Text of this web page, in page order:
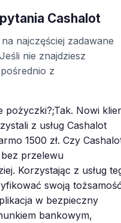
Cashalot
najczęściej zadawane
nie znajdziesz
z
pożyczki?;Tak. Nowi
z usług Cashalot
1500 zł. Czy
przelewu
Korzystając z usług
swoją
w bezpieczny
bankowym,